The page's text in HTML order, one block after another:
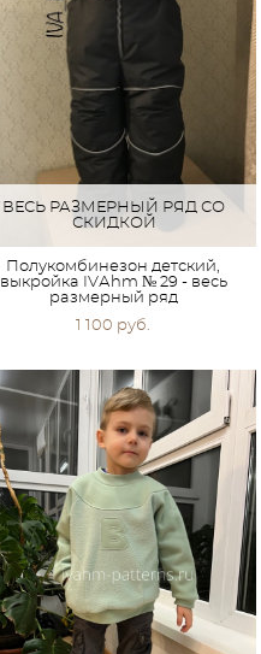
ВЕСЬ РАЗМЕРНЫЙ РЯД СО
СКИДКОЙ
Полукомбинезон детский,
выкройка IVАhm № 29 - весь
размерный ряд
1 100 pуб.